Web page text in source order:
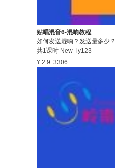
贴唱混音6-混响教程
如何发送混响？发送量多少？
共1课时 New_ly123
¥ 2.9 3306